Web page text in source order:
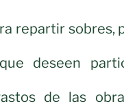
repartir sobres,
deseen
de las